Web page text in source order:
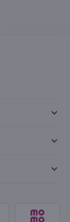
keyboard_arrow_down
keyboard_arrow_down
keyboard_arrow_down